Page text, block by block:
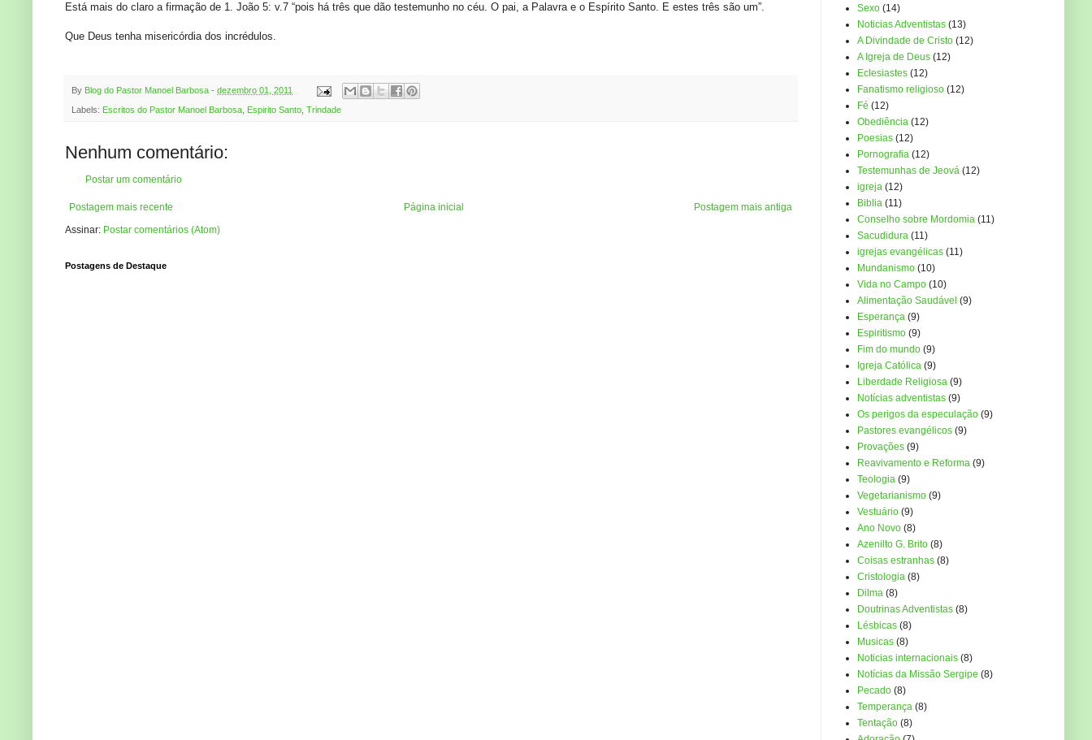
Está mais do claro a firmação de 1. João 5: v.7 “pois há três que dão testemunho no céu. O pai, a Palavra e o Espírito Santo. E estes três são um”.
Que Deus tenha misericórdia dos incrédulos.
By Blog do Pastor Manoel Barbosa - dezembro 01, 2011
Labels: Escritos do Pastor Manoel Barbosa, Espirito Santo, Trindade
Nenhum comentário:
Postar um comentário
Postagem mais recente Postagem mais antiga
Página inicial
Assinar: Postar comentários (Atom)
Postagens de Destaque
Sexo (14)
Noticias Adventistas (13)
A Divindade de Cristo (12)
A Igreja de Deus (12)
Eclesiastes (12)
Fanatismo religioso (12)
Fé (12)
Obediência (12)
Poesias (12)
Pornografia (12)
Testemunhas de Jeová (12)
igreja (12)
Biblia (11)
Conselho sobre Mordomia (11)
Sacudidura (11)
igrejas evangélicas (11)
Mundanismo (10)
Vida no Campo (10)
Alimentação Saudável (9)
Esperança (9)
Espiritismo (9)
Fim do mundo (9)
Igreja Católica (9)
Liberdade Religiosa (9)
Notícias adventistas (9)
Os perigos da especulação (9)
Pastores evangélicos (9)
Provações (9)
Reavivamento e Reforma (9)
Teologia (9)
Vegetarianismo (9)
Vestuário (9)
Ano Novo (8)
Azenilto G. Brito (8)
Coisas estranhas (8)
Cristologia (8)
Dilma (8)
Doutrinas Adventistas (8)
Lésbicas (8)
Musicas (8)
Noticias internacionais (8)
Notícias da Missão Sergipe (8)
Pecado (8)
Temperança (8)
Tentação (8)